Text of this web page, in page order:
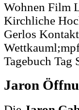
Wohnen Film
Kirchliche
Gerlos
Tagebuch Tag
Jaron